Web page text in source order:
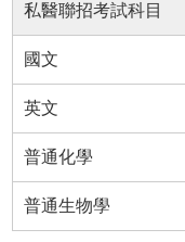
私醫聯招考試科目
國文
英文
普通化學
普通生物學